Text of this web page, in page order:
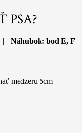
PSA?
Náhubok: bod E, F
medzeru 5cm